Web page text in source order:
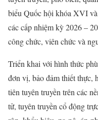
biểu Quốc hội khóa XVI
các cấp nhiệm kỳ 2026 –
công chức, viên chức và
Triển khai với hình thức
đơn vị, bảo đảm thiết thực,
tiên tuyên truyền trên các
tử, tuyên truyền cổ động